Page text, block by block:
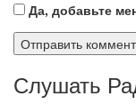
Да, добавьте
Слушать